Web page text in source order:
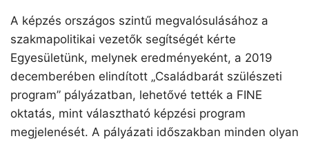
A képzés országos szintű megvalósulásához a
szakmapolitikai vezetők segítségét kérte
Egyesületünk, melynek eredményeként, a 2019
decemberében elindított „Családbarát szülészeti
program” pályázatban, lehetővé tették a FINE
oktatás, mint választható képzési program
megjelenését. A pályázati időszakban minden olyan